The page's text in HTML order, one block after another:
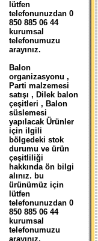
lütfen
telefonunuzdan 0
850 885 06 44
kurumsal
telefonumuzu
arayınız.
Balon
organizasyonu ,
Parti malzemesi
satışı , Dilek balon
çeşitleri , Balon
süslemesi
yapılacak Ürünler
için ilgili
bölgedeki stok
durumu ve ürün
çeşitliliği
hakkında ön bilgi
alınız. bu
ürünümüz için
lütfen
telefonunuzdan 0
850 885 06 44
kurumsal
telefonumuzu
arayınız.